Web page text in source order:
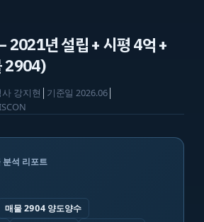
2021년 설립 + 시평 4억 +
2904)
사 강지현 기준일2026.06│
분석 리포트
매물 2904 양도양수